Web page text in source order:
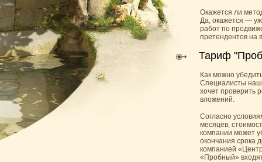
Окажется ли
Да, окажется —
работ по
претендентов на
Тариф
Как можно
Специалисты
хочет проверить
вложений.
Согласно
месяцев,
компании может
окончания срока
компанией
«Пробный»